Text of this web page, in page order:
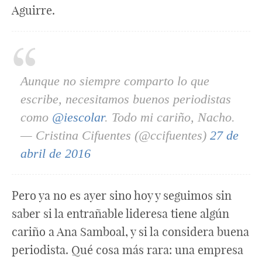
Aguirre.
Aunque no siempre comparto lo que
escribe, necesitamos buenos periodistas
como @iescolar. Todo mi cariño, Nacho.
— Cristina Cifuentes (@ccifuentes) 27 de
abril de 2016
Pero ya no es ayer sino hoy y seguimos sin
saber si la entrañable lideresa tiene algún
cariño a Ana Samboal, y si la considera buena
periodista. Qué cosa más rara: una empresa